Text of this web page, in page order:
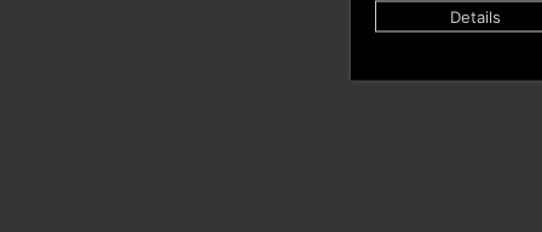
Details